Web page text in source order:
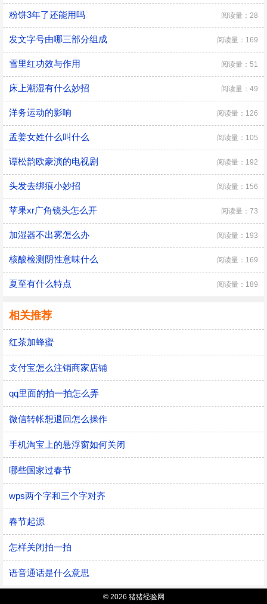
粉饼3年了还能用吗 阅读量：28
发文字号由哪三部分组成 阅读量：169
雪里红功效与作用 阅读量：51
床上潮湿有什么妙招 阅读量：49
洋务运动的影响 阅读量：126
孟姜女姓什么叫什么 阅读量：105
谭松韵欧豪演的电视剧 阅读量：192
头发去绑痕小妙招 阅读量：156
苹果xr广角镜头怎么开 阅读量：73
加湿器不出雾怎么办 阅读量：193
核酸检测阴性意味什么 阅读量：169
夏至有什么特点 阅读量：189
相关推荐
红茶加蜂蜜
支付宝怎么注销商家店铺
qq里面的拍一拍怎么弄
微信转帐想退回怎么操作
手机淘宝上的悬浮窗如何关闭
哪些国家过春节
wps两个字和三个字对齐
春节起源
怎样关闭拍一拍
语音通话是什么意思
© 2026 猪猪经验网